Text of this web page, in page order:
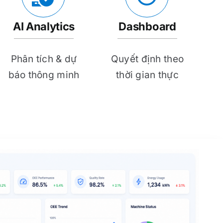
AI Analytics
Phân tích & dự
báo thông minh
Dashboard
Quyết định theo
thời gian thực